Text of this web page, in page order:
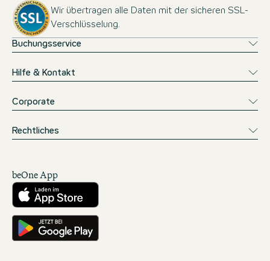
Wir übertragen alle Daten mit der sicheren SSL-
Verschlüsselung.
Buchungsservice
Hilfe & Kontakt
Corporate
Rechtliches
beOne App
Herunterladen aus dem App Store
Hole es dir auf Google Play